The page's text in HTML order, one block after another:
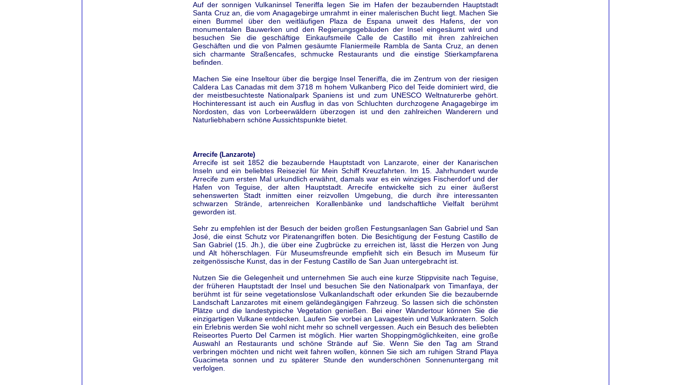
Auf der sonnigen Vulkaninsel Teneriffa legen Sie im Hafen der bezaubernden Hauptstadt
Santa Cruz an, die vom Anagagebirge umrahmt in einer malerischen Bucht liegt. Machen Sie
einen Bummel über den weitläufigen Plaza de Espana unweit des Hafens, der von
monumentalen Bauwerken und den Regierungsgebäuden der Insel eingesäumt wird und
besuchen Sie die geschäftige Einkaufsmeile Calle de Castillo mit ihren zahlreichen
Geschäften und die von Palmen gesäumte Flaniermeile Rambla de Santa Cruz, an denen
sich charmante Straßencafes, schmucke Restaurants und die einstige Stierkampfarena
befinden.
Machen Sie eine Inseltour über die bergige Insel Teneriffa, die im Zentrum von der riesigen
Caldera Las Canadas mit dem 3718 m hohem Vulkanberg Pico del Teide dominiert wird, die
der meistbesuchteste Nationalpark Spaniens ist und zum UNESCO Weltnaturerbe gehört.
Hochinteressant ist auch ein Ausflug in das von Schluchten durchzogene Anagagebirge im
Nordosten, das von Lorbeerwäldern überzogen ist und den zahlreichen Wanderern und
Naturliebhabern schöne Aussichtspunkte bietet.
Arrecife (Lanzarote)
Arrecife ist seit 1852 die bezaubernde Hauptstadt von Lanzarote, einer der Kanarischen
Inseln und ein beliebtes Reiseziel für Mein Schiff Kreuzfahrten. Im 15. Jahrhundert wurde
Arrecife zum ersten Mal urkundlich erwähnt, damals war es ein winziges Fischerdorf und der
Hafen von Teguise, der alten Hauptstadt. Arrecife entwickelte sich zu einer äußerst
sehenswerten Stadt inmitten einer reizvollen Umgebung, die durch ihre interessanten
schwarzen Strände, artenreichen Korallenbänke und landschaftliche Vielfalt berühmt
geworden ist.
Sehr zu empfehlen ist der Besuch der beiden großen Festungsanlagen San Gabriel und San
José, die einst Schutz vor Piratenangriffen boten. Die Besichtigung der Festung Castillo de
San Gabriel (15. Jh.), die über eine Zugbrücke zu erreichen ist, lässt die Herzen von Jung
und Alt höherschlagen. Für Museumsfreunde empfiehlt sich ein Besuch im Museum für
zeitgenössische Kunst, das in der Festung Castillo de San Juan untergebracht ist.
Nutzen Sie die Gelegenheit und unternehmen Sie auch eine kurze Stippvisite nach Teguise,
der früheren Hauptstadt der Insel und besuchen Sie den Nationalpark von Timanfaya, der
berühmt ist für seine vegetationslose Vulkanlandschaft oder erkunden Sie die bezaubernde
Landschaft Lanzarotes mit einem geländegängigen Fahrzeug. So lassen sich die schönsten
Plätze und die landestypische Vegetation genießen. Bei einer Wandertour können Sie die
einzigartigen Vulkane entdecken. Laufen Sie vorbei an Lavagestein und Vulkankratern. Solch
ein Erlebnis werden Sie wohl nicht mehr so schnell vergessen. Auch ein Besuch des beliebten
Reiseortes Puerto Del Carmen ist möglich. Hier warten Shoppingmöglichkeiten, eine große
Auswahl an Restaurants und schöne Strände auf Sie. Wenn Sie den Tag am Strand
verbringen möchten und nicht weit fahren wollen, können Sie sich am ruhigen Strand Playa
Guacimeta sonnen und zu späterer Stunde den wunderschönen Sonnenuntergang mit
verfolgen.